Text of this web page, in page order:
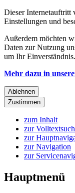
Dieser Internetauftritt
Einstellungen und
Außerdem möchten
Daten zur Nutzung
um Ihr Einverständnis.
Mehr dazu in
Ablehnen
Zustimmen
zum Inhalt
zur
zur
zur Navigation
zur
Hauptmenü